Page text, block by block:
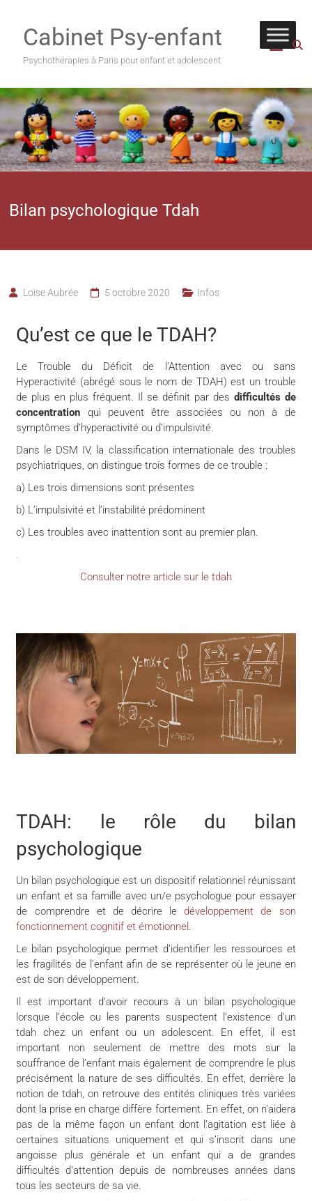
Cabinet Psy-enfant
Psychothérapies à Paris pour enfant et adolescent
Bilan psychologique Tdah
Loïse Aubrée 5 octobre 2020 Infos
Qu’est ce que le TDAH?
Le Trouble du Déficit de l’Attention avec ou sans
Hyperactivité (abrégé sous le nom de TDAH) est un trouble
de plus en plus fréquent. Il se définit par des difficultés de
concentration qui peuvent être associées ou non à de
symptômes d’hyperactivité ou d’impulsivité.
Dans le DSM IV, la classification internationale des troubles
psychiatriques, on distingue trois formes de ce trouble :
a) Les trois dimensions sont présentes
b) L’impulsivité et l’instabilité prédominent
c) Les troubles avec inattention sont au premier plan.
.
Consulter notre article sur le tdah
TDAH: le rôle du bilan
psychologique
Un bilan psychologique est un dispositif relationnel réunissant
un enfant et sa famille avec un/e psychologue pour essayer
de comprendre et de décrire ledéveloppement de son
fonctionnement cognitif et émotionnel .
Le bilan psychologique permet d’identifier les ressources et
les fragilités de l’enfant afin de se représenter où le jeune en
est de son développement.
Il est important d’avoir recours à un bilan psychologique
lorsque l’école ou les parents suspectent l’existence d’un
tdah chez un enfant ou un adolescent. En effet, il est
important non seulement de mettre des mots sur la
souffrance de l’enfant mais également de comprendre le plus
précisément la nature de ses difficultés. En effet, derrière la
notion de tdah, on retrouve des entités cliniques très variées
dont la prise en charge diffère fortement. En effet, on n’aidera
pas de la même façon un enfant dont l’agitation est liée à
certaines situations uniquement et qui s’inscrit dans une
angoisse plus générale et un enfant qui a de grandes
difficultés d’attention depuis de nombreuses années dans
tous les secteurs de sa vie.